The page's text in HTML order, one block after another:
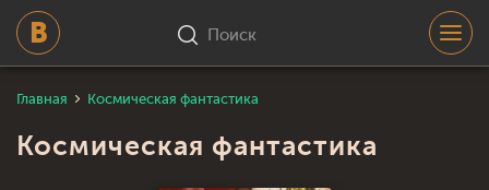
Поиск
Главная Космическая фантастика
Космическая фантастика